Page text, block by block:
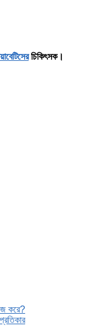
চিকিৎসক।
করে?